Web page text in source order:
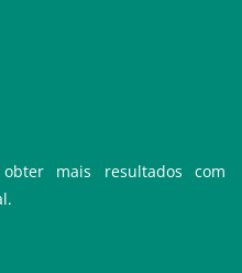
mais resultados com